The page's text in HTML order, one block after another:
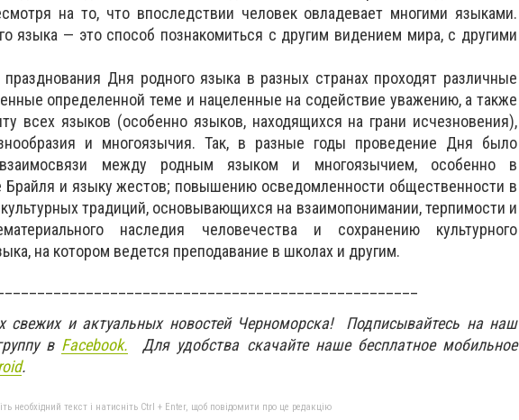
на то, что впоследствии человек овладевает многими языками.
языка — это способ познакомиться с другим видением мира, с другими
Дня родного языка в разных странах проходят различные
определенной теме и нацеленные на содействие уважению, а также
всех языков (особенно языков, находящихся на грани исчезновения),
и многоязычия. Так, в разные годы проведение Дня было
между родным языком и многоязычием, особенно в
Брайля и языку жестов; повышению осведомленности общественности в
традиций, основывающихся на взаимопонимании, терпимости и
наследия человечества и сохранению культурного
на котором ведется преподавание в школах и другим.
свежих и актуальных новостей Черноморска! Подписывайтесь на наш
в Facebook. Для удобства скачайте наше бесплатное мобильное
.
необхідний текст і натисніть Ctrl + Enter, щоб повідомити про це редакцію